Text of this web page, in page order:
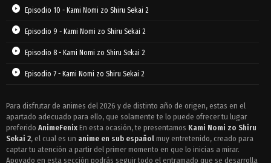
Episodio 10 - Kami Nomi zo Shiru Sekai 2
Episodio 9 - Kami Nomi zo Shiru Sekai 2
Episodio 8 - Kami Nomi zo Shiru Sekai 2
Episodio 7 - Kami Nomi zo Shiru Sekai 2
Episodio 5 - Kami Nomi zo Shiru Sekai 2
Episodio 4 - Kami Nomi zo Shiru Sekai 2
Episodio 3 - Kami Nomi zo Shiru Sekai 2
Para disfrutar de animes del 2026 y de distinto año de origen, estas en el
apartado adecuado para ello, que solamente te lo puede ofrecer tu lugar
preferido AnimeFenix En esta ocasión, te presentamos Kami Nomi zo Shiru
Sekai 2, el cual es un anime en sub español muy entretenido, creado para
captar tu atención a partir del primer momento en que lo inicias a mirar.
Apoyado en esta sección podrás seguir todo el entramado que se desarrolla